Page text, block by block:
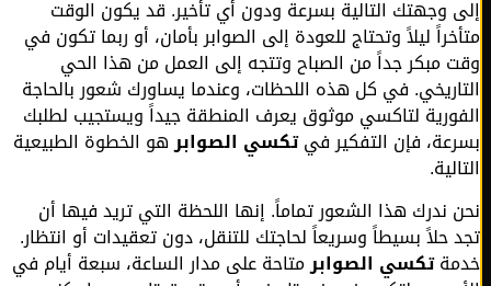
وجهتك التالية بسرعة ودون أي تأخير. قد يكون الوقت
ليلاً وتحتاج للعودة إلى الصوابر بأمان، أو ربما تكون في
مبكر جداً من الصباح وتتجه إلى العمل من هذا الحي
في كل هذه اللحظات، وعندما يساورك شعور بالحاجة
لتاكسي موثوق يعرف المنطقة جيداً ويستجيب لطلبك
فإن التفكير فيتكسي الصوابرهو الخطوة الطبيعية
ندرك هذا الشعور تماماً. إنها اللحظة التي تريد فيها أن
حلاً بسيطاً وسريعاً لحاجتك للتنقل، دون تعقيدات أو انتظار.
تكسي الصوابرمتاحة على مدار الساعة، سبعة أيام في